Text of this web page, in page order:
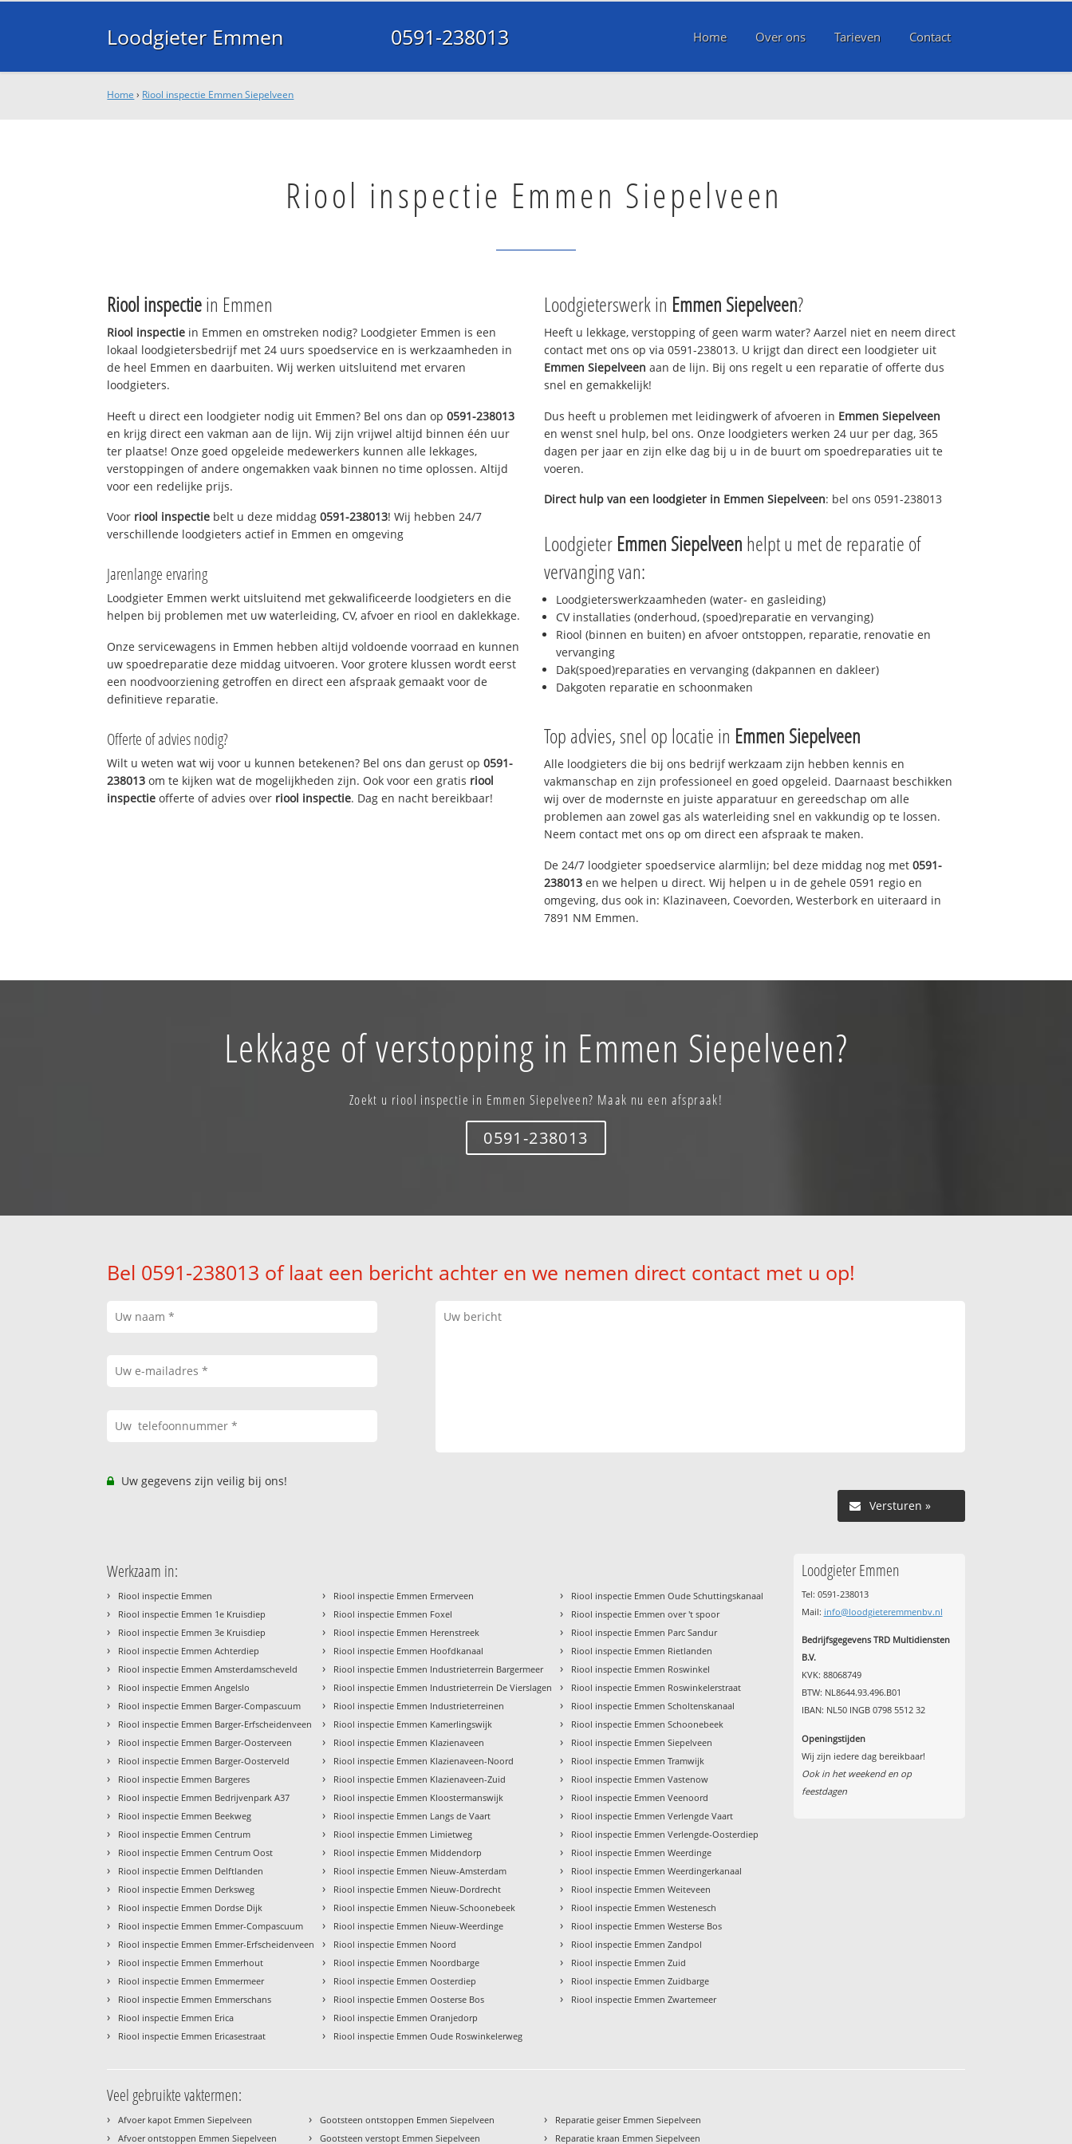
Loodgieter Emmen 0591-238013 Home Over ons Tarieven Contact
Home › Riool inspectie Emmen Siepelveen
Riool inspectie Emmen Siepelveen
Riool inspectiein Emmen
Riool inspectie in Emmen en omstreken nodig? Loodgieter Emmen is een
lokaal loodgietersbedrijf met 24 uurs spoedservice en is werkzaamheden in
de heel Emmen en daarbuiten. Wij werken uitsluitend met ervaren
loodgieters.
Heeft u direct een loodgieter nodig uit Emmen? Bel ons dan op0591-238013
en krijg direct een vakman aan de lijn. Wij zijn vrijwel altijd binnen één uur
ter plaatse! Onze goed opgeleide medewerkers kunnen alle lekkages,
verstoppingen of andere ongemakken vaak binnen no time oplossen. Altijd
voor een redelijke prijs.
Voor riool inspectie belt u deze middag0591-238013! Wij hebben 24/7
verschillende loodgieters actief in Emmen en omgeving
Jarenlange ervaring
Loodgieter Emmen werkt uitsluitend met gekwalificeerde loodgieters en die
helpen bij problemen met uw waterleiding, CV, afvoer en riool en daklekkage.
Onze servicewagens in Emmen hebben altijd voldoende voorraad en kunnen
uw spoedreparatie deze middag uitvoeren. Voor grotere klussen wordt eerst
een noodvoorziening getroffen en direct een afspraak gemaakt voor de
definitieve reparatie.
Offerte of advies nodig?
Wilt u weten wat wij voor u kunnen betekenen? Bel ons dan gerust op0591-
238013 om te kijken wat de mogelijkheden zijn. Ook voor een gratis riool
inspectie offerte of advies over riool inspectie. Dag en nacht bereikbaar!
Loodgieterswerk in Emmen Siepelveen?
Heeft u lekkage, verstopping of geen warm water? Aarzel niet en neem direct
contact met ons op via 0591-238013. U krijgt dan direct een loodgieter uit
Emmen Siepelveen aan de lijn. Bij ons regelt u een reparatie of offerte dus
snel en gemakkelijk!
Dus heeft u problemen met leidingwerk of afvoeren in Emmen Siepelveen
en wenst snel hulp, bel ons. Onze loodgieters werken 24 uur per dag, 365
dagen per jaar en zijn elke dag bij u in de buurt om spoedreparaties uit te
voeren.
Direct hulp van een loodgieter in Emmen Siepelveen: bel ons 0591-238013
Loodgieter Emmen Siepelveen helpt u met de reparatie of
vervanging van:
Loodgieterswerkzaamheden (water- en gasleiding)
CV installaties (onderhoud, (spoed)reparatie en vervanging)
Riool (binnen en buiten) en afvoer ontstoppen, reparatie, renovatie en
vervanging
Dak(spoed)reparaties en vervanging (dakpannen en dakleer)
Dakgoten reparatie en schoonmaken
Top advies, snel op locatie in Emmen Siepelveen
Alle loodgieters die bij ons bedrijf werkzaam zijn hebben kennis en
vakmanschap en zijn professioneel en goed opgeleid. Daarnaast beschikken
wij over de modernste en juiste apparatuur en gereedschap om alle
problemen aan zowel gas als waterleiding snel en vakkundig op te lossen.
Neem contact met ons op om direct een afspraak te maken.
De 24/7 loodgieter spoedservice alarmlijn; bel deze middag nog met 0591-
238013 en we helpen u direct. Wij helpen u in de gehele 0591 regio en
omgeving, dus ook in: Klazinaveen, Coevorden, Westerbork en uiteraard in
7891 NM Emmen.
Lekkage of verstopping in Emmen Siepelveen?
Zoekt u riool inspectie in Emmen Siepelveen? Maak nu een afspraak!
0591-238013
Bel 0591-238013 of laat een bericht achter en we nemen direct contact met u op!
Uw gegevens zijn veilig bij ons!
Versturen »
Werkzaam in:
› Riool inspectie Emmen
› Riool inspectie Emmen 1e Kruisdiep
› Riool inspectie Emmen 3e Kruisdiep
› Riool inspectie Emmen Achterdiep
› Riool inspectie Emmen Amsterdamscheveld
› Riool inspectie Emmen Angelslo
› Riool inspectie Emmen Barger-Compascuum
› Riool inspectie Emmen Barger-Erfscheidenveen
› Riool inspectie Emmen Barger-Oosterveen
› Riool inspectie Emmen Barger-Oosterveld
› Riool inspectie Emmen Bargeres
› Riool inspectie Emmen Bedrijvenpark A37
› Riool inspectie Emmen Beekweg
› Riool inspectie Emmen Centrum
› Riool inspectie Emmen Centrum Oost
› Riool inspectie Emmen Delftlanden
› Riool inspectie Emmen Derksweg
› Riool inspectie Emmen Dordse Dijk
› Riool inspectie Emmen Emmer-Compascuum
› Riool inspectie Emmen Emmer-Erfscheidenveen
› Riool inspectie Emmen Emmerhout
› Riool inspectie Emmen Emmermeer
› Riool inspectie Emmen Emmerschans
› Riool inspectie Emmen Erica
› Riool inspectie Emmen Ericasestraat
› Riool inspectie Emmen Ermerveen
› Riool inspectie Emmen Foxel
› Riool inspectie Emmen Herenstreek
› Riool inspectie Emmen Hoofdkanaal
› Riool inspectie Emmen Industrieterrein Bargermeer
› Riool inspectie Emmen Industrieterrein De Vierslagen
› Riool inspectie Emmen Industrieterreinen
› Riool inspectie Emmen Kamerlingswijk
› Riool inspectie Emmen Klazienaveen
› Riool inspectie Emmen Klazienaveen-Noord
› Riool inspectie Emmen Klazienaveen-Zuid
› Riool inspectie Emmen Kloostermanswijk
› Riool inspectie Emmen Langs de Vaart
› Riool inspectie Emmen Limietweg
› Riool inspectie Emmen Middendorp
› Riool inspectie Emmen Nieuw-Amsterdam
› Riool inspectie Emmen Nieuw-Dordrecht
› Riool inspectie Emmen Nieuw-Schoonebeek
› Riool inspectie Emmen Nieuw-Weerdinge
› Riool inspectie Emmen Noord
› Riool inspectie Emmen Noordbarge
› Riool inspectie Emmen Oosterdiep
› Riool inspectie Emmen Oosterse Bos
› Riool inspectie Emmen Oranjedorp
› Riool inspectie Emmen Oude Roswinkelerweg
› Riool inspectie Emmen Oude Schuttingskanaal
› Riool inspectie Emmen over 't spoor
› Riool inspectie Emmen Parc Sandur
› Riool inspectie Emmen Rietlanden
› Riool inspectie Emmen Roswinkel
› Riool inspectie Emmen Roswinkelerstraat
› Riool inspectie Emmen Scholtenskanaal
› Riool inspectie Emmen Schoonebeek
› Riool inspectie Emmen Siepelveen
› Riool inspectie Emmen Tramwijk
› Riool inspectie Emmen Vastenow
› Riool inspectie Emmen Veenoord
› Riool inspectie Emmen Verlengde Vaart
› Riool inspectie Emmen Verlengde-Oosterdiep
› Riool inspectie Emmen Weerdinge
› Riool inspectie Emmen Weerdingerkanaal
› Riool inspectie Emmen Weiteveen
› Riool inspectie Emmen Westenesch
› Riool inspectie Emmen Westerse Bos
› Riool inspectie Emmen Zandpol
› Riool inspectie Emmen Zuid
› Riool inspectie Emmen Zuidbarge
› Riool inspectie Emmen Zwartemeer
Loodgieter Emmen
Tel: 0591-238013
Mail: info@loodgieteremmenbv.nl
Bedrijfsgegevens TRD Multidiensten
B.V.
KVK: 88068749
BTW: NL8644.93.496.B01
IBAN: NL50 INGB 0798 5512 32
Openingstijden
Wij zijn iedere dag bereikbaar!
Ook in het weekend en op
feestdagen
Veel gebruikte vaktermen:
› Afvoer kapot Emmen Siepelveen
› Afvoer ontstoppen Emmen Siepelveen
› Gootsteen ontstoppen Emmen Siepelveen
› Gootsteen verstopt Emmen Siepelveen
› Reparatie geiser Emmen Siepelveen
› Reparatie kraan Emmen Siepelveen